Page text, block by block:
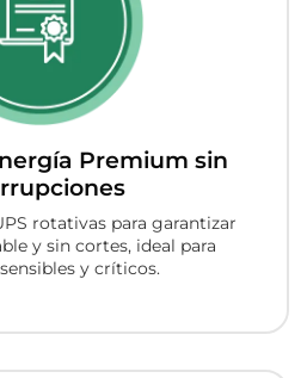
Premium sin
rotativas para garantizar
y sin cortes, ideal para
y críticos.